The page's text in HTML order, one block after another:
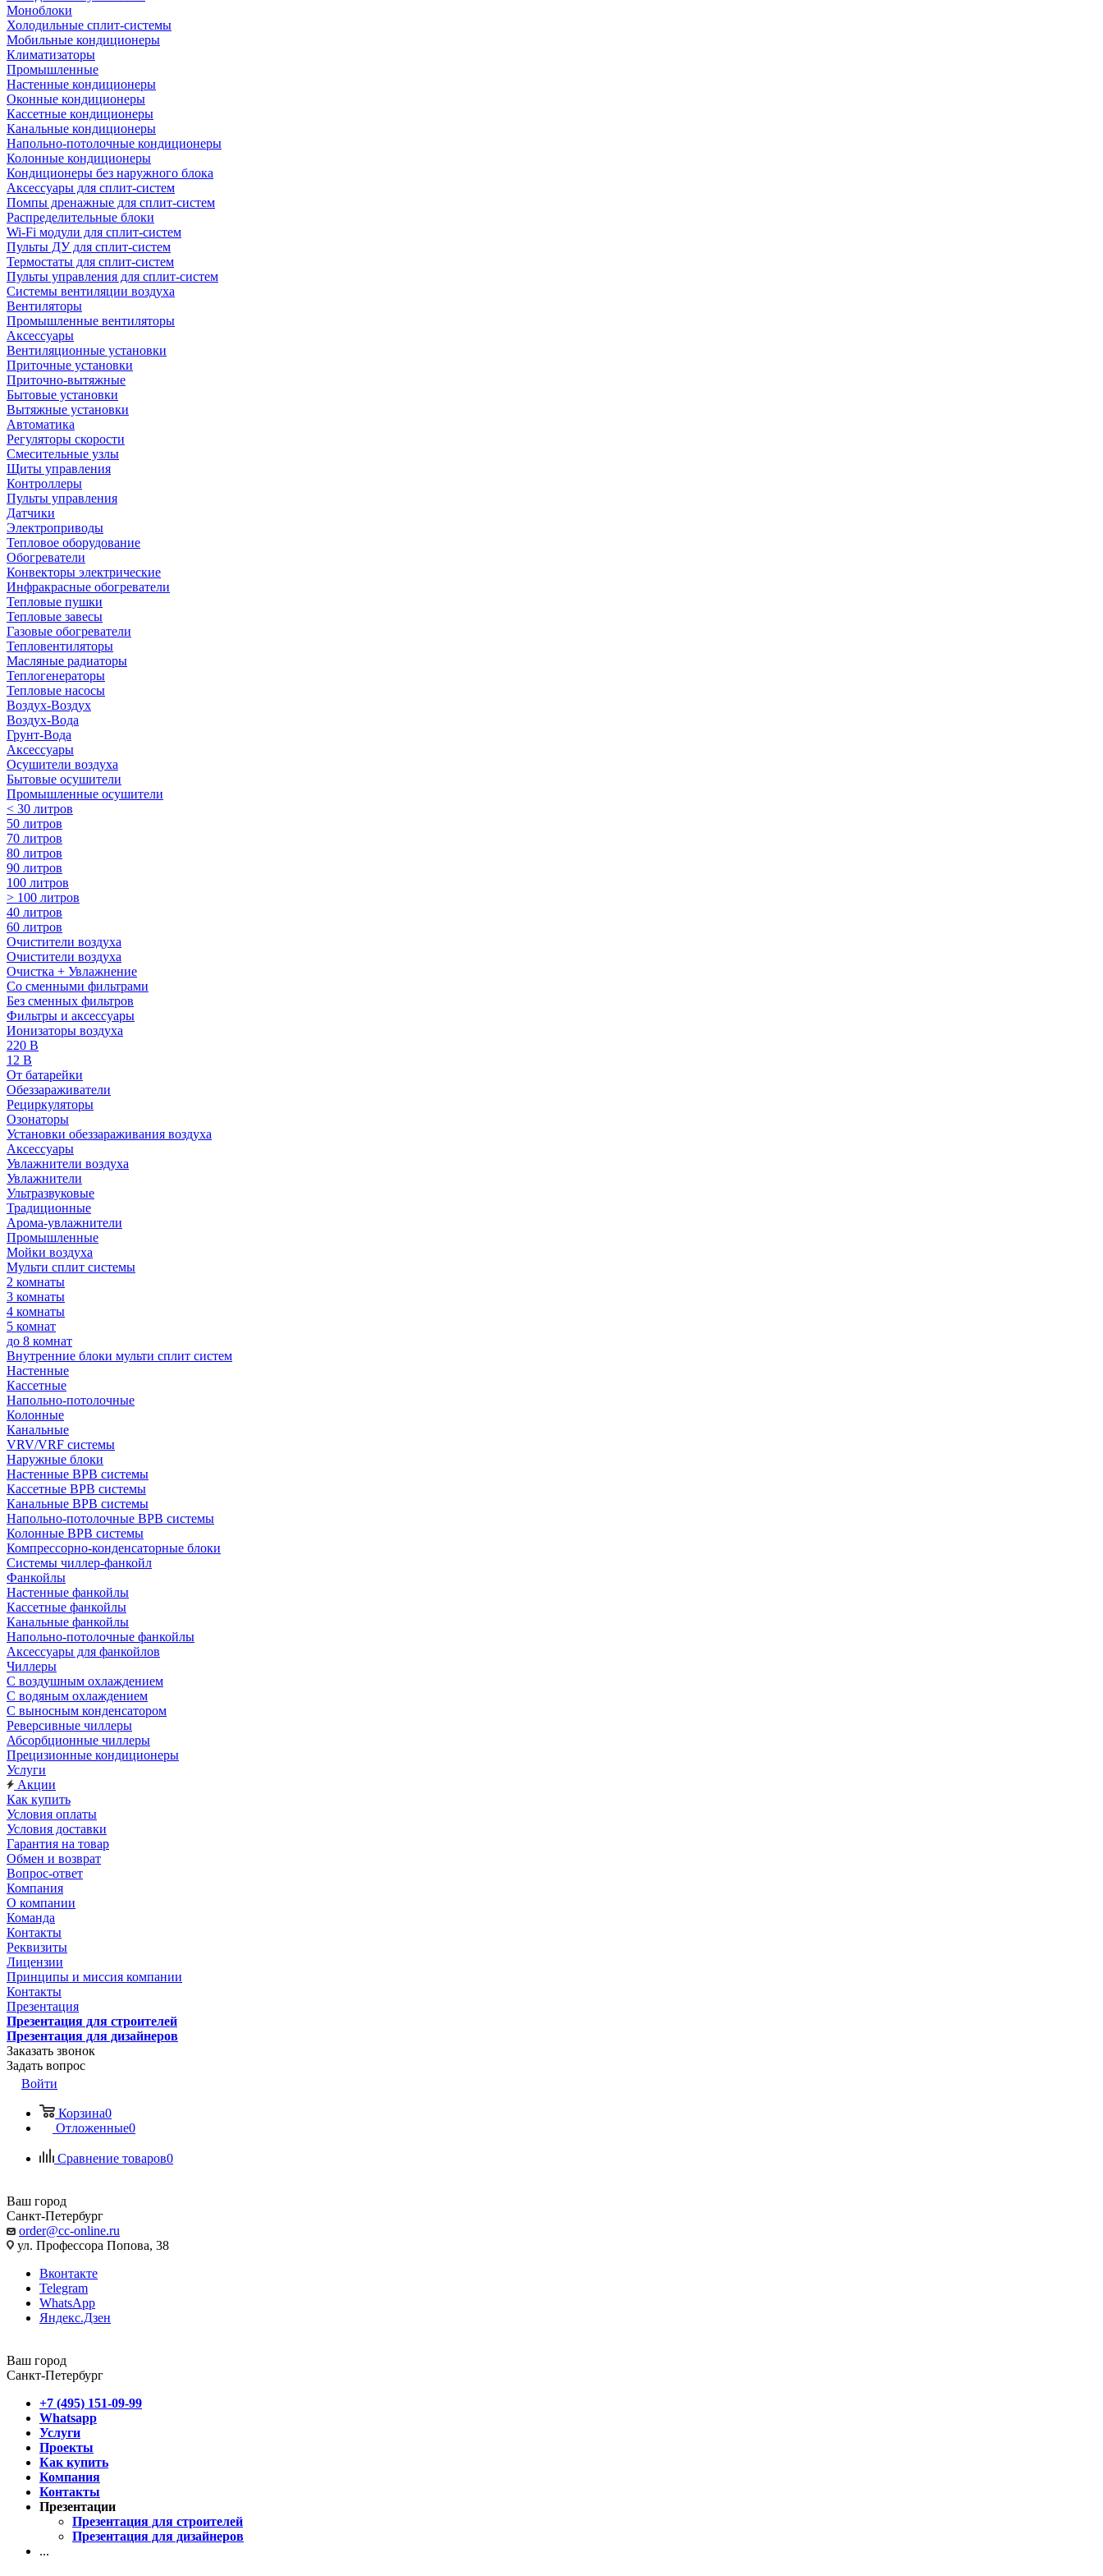
Моноблоки
Холодильные сплит-системы
Мобильные кондиционеры
Климатизаторы
Промышленные
Настенные кондиционеры
Оконные кондиционеры
Кассетные кондиционеры
Канальные кондиционеры
Напольно-потолочные кондиционеры
Колонные кондиционеры
Кондиционеры без наружного блока
Аксессуары для сплит-систем
Помпы дренажные для сплит-систем
Распределительные блоки
Wi-Fi модули для сплит-систем
Пульты ДУ для сплит-систем
Термостаты для сплит-систем
Пульты управления для сплит-систем
Системы вентиляции воздуха
Вентиляторы
Промышленные вентиляторы
Аксессуары
Вентиляционные установки
Приточные установки
Приточно-вытяжные
Бытовые установки
Вытяжные установки
Автоматика
Регуляторы скорости
Смесительные узлы
Щиты управления
Контроллеры
Пульты управления
Датчики
Электроприводы
Тепловое оборудование
Обогреватели
Конвекторы электрические
Инфракрасные обогреватели
Тепловые пушки
Тепловые завесы
Газовые обогреватели
Тепловентиляторы
Масляные радиаторы
Теплогенераторы
Тепловые насосы
Воздух-Воздух
Воздух-Вода
Грунт-Вода
Аксессуары
Осушители воздуха
Бытовые осушители
Промышленные осушители
< 30 литров
50 литров
70 литров
80 литров
90 литров
100 литров
> 100 литров
40 литров
60 литров
Очистители воздуха
Очистители воздуха
Очистка + Увлажнение
Cо сменными фильтрами
Без сменных фильтров
Фильтры и аксессуары
Ионизаторы воздуха
220 В
12 В
От батарейки
Обеззараживатели
Рециркуляторы
Озонаторы
Установки обеззараживания воздуха
Аксессуары
Увлажнители воздуха
Увлажнители
Ультразвуковые
Традиционные
Арома-увлажнители
Промышленные
Мойки воздуха
Мульти сплит системы
2 комнаты
3 комнаты
4 комнаты
5 комнат
до 8 комнат
Внутренние блоки мульти сплит систем
Настенные
Кассетные
Напольно-потолочные
Колонные
Канальные
VRV/VRF системы
Наружные блоки
Настенные ВРВ системы
Кассетные ВРВ системы
Канальные ВРВ системы
Напольно-потолочные ВРВ системы
Колонные ВРВ системы
Компрессорно-конденсаторные блоки
Системы чиллер-фанкойл
Фанкойлы
Настенные фанкойлы
Кассетные фанкойлы
Канальные фанкойлы
Напольно-потолочные фанкойлы
Аксессуары для фанкойлов
Чиллеры
С воздушным охлаждением
С водяным охлаждением
С выносным конденсатором
Реверсивные чиллеры
Абсорбционные чиллеры
Прецизионные кондиционеры
Услуги
Акции
Как купить
Условия оплаты
Условия доставки
Гарантия на товар
Обмен и возврат
Вопрос-ответ
Компания
О компании
Команда
Контакты
Реквизиты
Лицензии
Принципы и миссия компании
Контакты
Презентация
Презентация для строителей
Презентация для дизайнеров
Заказать звонок
Задать вопрос
Войти
Корзина0
Отложенные0
Сравнение товаров0
Ваш город
Санкт-Петербург
order@cc-online.ru
ул. Профессора Попова, 38
Вконтакте
Telegram
WhatsApp
Яндекс.Дзен
Ваш город
Санкт-Петербург
+7 (495) 151-09-99
Whatsapp
Услуги
Проекты
Как купить
Компания
Контакты
Презентации
Презентация для строителей
Презентация для дизайнеров
...